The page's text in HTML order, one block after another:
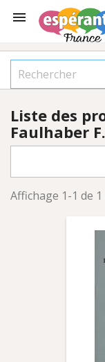

Liste des
Faulhaber F.
Affichage 1-1 de